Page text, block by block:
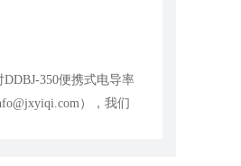
350便携式电导率
），我们